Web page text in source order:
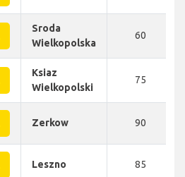
Sroda
Wielkopolska
60
Ksiaz
Wielkopolski
75
Zerkow 90
Leszno 85